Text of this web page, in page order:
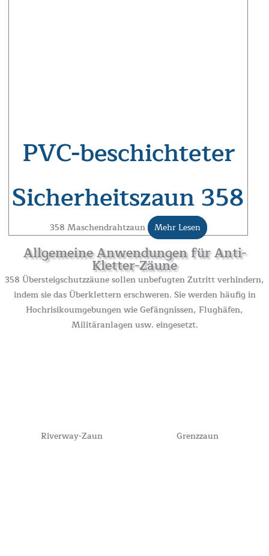
PVC-beschichteter
Sicherheitszaun 358
358 Maschendrahtzaun Mehr Lesen
Allgemeine Anwendungen für Anti-
Kletter-Zäune
358 Übersteigschutzzäune sollen unbefugten Zutritt verhindern,
indem sie das Überklettern erschweren. Sie werden häufig in
Hochrisikoumgebungen wie Gefängnissen, Flughäfen,
Militäranlagen usw. eingesetzt.
Riverway-Zaun Grenzzaun